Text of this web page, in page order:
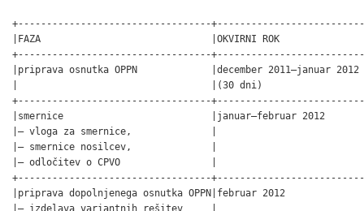
+----------------------------------+--------------------------
|FAZA                              |OKVIRNI ROK
+----------------------------------+--------------------------
|priprava osnutka OPPN             |december 2011–januar
|                                  |(30 dni)
+----------------------------------+--------------------------
|smernice                          |januar–februar 2012
|– vloga za smernice,              |
|– smernice nosilcev,              |
|– odločitev o CPVO                |
+----------------------------------+--------------------------
|priprava dopolnjenega osnutka OPPN|februar 2012
|– izdelava variantnih rešitev     |